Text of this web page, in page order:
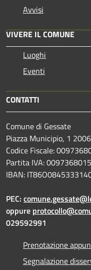
Avvisi
VIVERE IL COMUNE
Luoghi
Eventi
CONTATTI
Comune di Gessate
Piazza Municipio, 1
Codice Fiscale:
Partita IVA:
IBAN:
PEC:
oppure
029592991
Prenotazione
Segnalazione